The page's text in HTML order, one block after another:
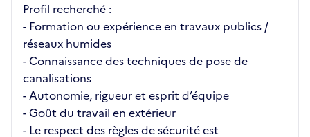
Profil recherché :
- Formation ou expérience en travaux publics /
réseaux humides
- Connaissance des techniques de pose de
canalisations
- Autonomie, rigueur et esprit d’équipe
- Goût du travail en extérieur
- Le respect des règles de sécurité est